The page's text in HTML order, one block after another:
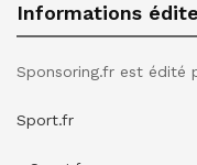
Informations
Sponsoring.fr est édité
Sport.fr